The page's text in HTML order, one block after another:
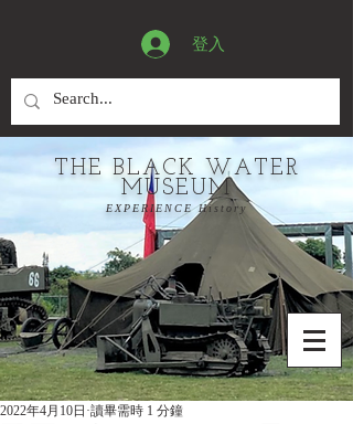
登入
THE BLACK WATER
MUSEUM
EXPERIENCE History
2022年4月10日 讀畢需時 1 分鐘